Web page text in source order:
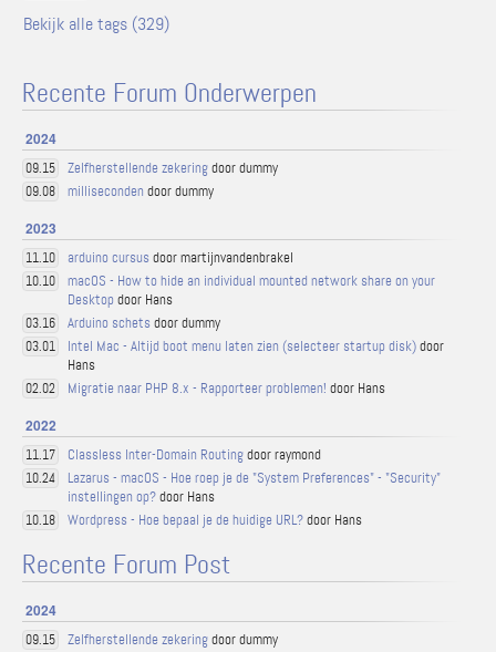
Bekijk alle tags (329)
Recente Forum Onderwerpen
2024
09.15 Zelfherstellende zekeringdoor dummy
09.08 milliseconden door dummy
2023
11.10 arduino cursus door martijnvandenbrakel
10.10
macOS - How to hide an individual mounted network share on your
Desktop door Hans
03.16 Arduino schets door dummy
03.01 Intel Mac - Altijd boot menu laten zien (selecteer startup disk)door
Hans
02.02 Migratie naar PHP 8.x - Rapporteer problemen! door Hans
2022
11.17 Classless Inter-Domain Routingdoor raymond
10.24
Lazarus - macOS - Hoe roep je de "System Preferences" - "Security"
instellingen op?door Hans
10.18 Wordpress - Hoe bepaal je de huidige URL?door Hans
Recente Forum Post
2024
09.15 Zelfherstellende zekeringdoor dummy